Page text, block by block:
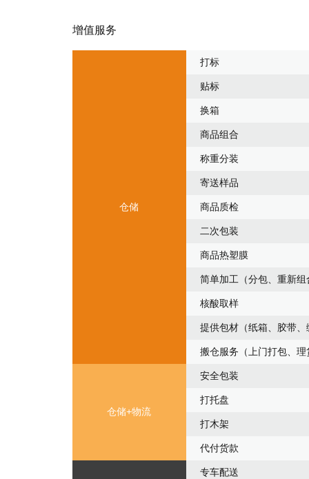
增值服务
仓储
打标
贴标
换箱
商品组合
称重分装
寄送样品
商品质检
二次包装
商品热塑膜
简单加工（分包、重新
核酸取样
提供包材（纸箱、胶带、
搬仓服务（上门打包、理
仓储+物流
安全包装
打托盘
打木架
代付货款
专车配送